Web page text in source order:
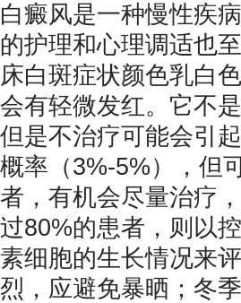
白癜风是一种慢性疾
的护理和心理调适也
床白斑症状颜色乳白
会有轻微发红。它不
但是不治疗可能会引
概率（3%-5%），但
者，有机会尽量治疗
过80%的患者，则以
素细胞的生长情况来
烈，应避免暴晒；冬